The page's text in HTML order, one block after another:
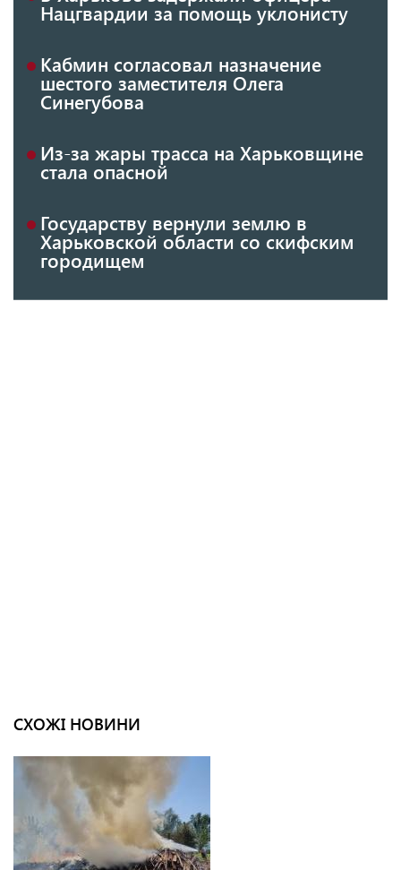
Нацгвардии за помощь уклонисту
Кабмин согласовал назначение
шестого заместителя Олега
Синегубова
Из-за жары трасса на Харьковщине
стала опасной
Государству вернули землю в
Харьковской области со скифским
городищем
СХОЖІ НОВИНИ